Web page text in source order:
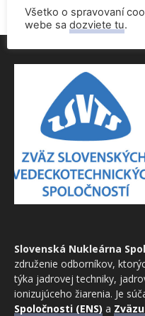
Slovenská Nukleárna
združenie odborníkov,
týka jadrovej techniky,
ionizujúceho žiarenia. Je
Spoločnosti (ENS) a
Všetko o spravovaní
webe sa dozviete tu.